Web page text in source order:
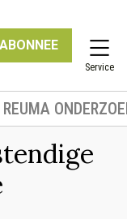
Service
REUMA